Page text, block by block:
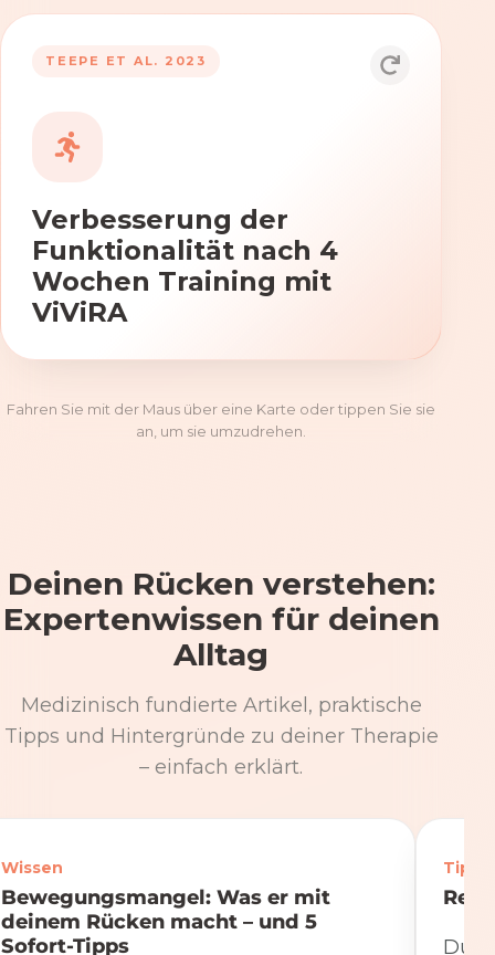
TEEPE ET AL. 2023
Verbesserung der
Funktionalität nach 4
Wochen Training mit
ViViRA
Durch die Anwendung von ViViRA
Beweglichkeit und Koordination nach
Fahren Sie mit der Maus über eine Karte oder tippen Sie sie
an, um sie umzudrehen.
Deinen Rücken verstehen:
Expertenwissen für deinen
Alltag
Medizinisch fundierte Artikel, praktische
Tipps und Hintergründe zu deiner Therapie
– einfach erklärt.
Wissen
Bewegungsmangel: Was er mit
deinem Rücken macht – und 5
Sofort-Tipps
Tipps
Du